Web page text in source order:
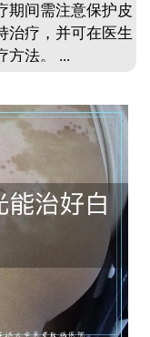
期间需注意保护皮
治疗，并可在医生
方法。 ...